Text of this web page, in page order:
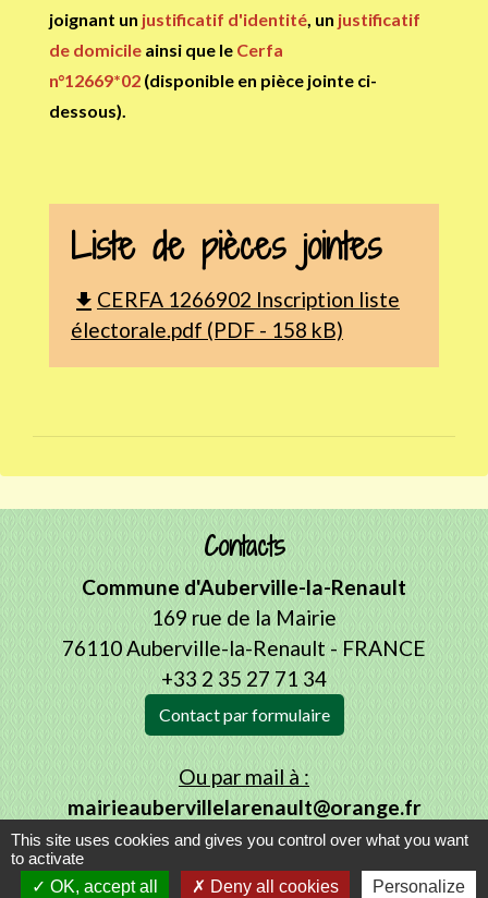
joignant un justificatif d'identité , un justificatif
de domicile ainsi que le Cerfa
n°12669*02 (disponible en pièce jointe ci-
dessous).
Liste de pièces jointes
file_download CERFA 1266902 Inscription liste
électorale.pdf (PDF - 158 kB)
Contacts
Commune d'Auberville-la-Renault
169 rue de la Mairie
76110 Auberville-la-Renault - FRANCE
+33 2 35 27 71 34
Contact par formulaire
Ou par mail à :
mairieaubervillelarenault@orange.fr
This site uses cookies and gives you control over what you want
to activate
OK, accept all
Deny all cookies Personalize